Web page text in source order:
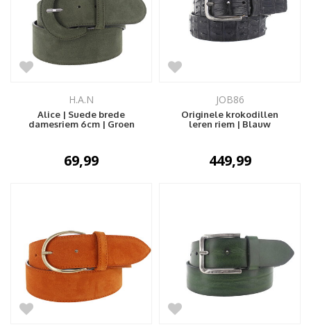
H.A.N
Alice | Suede brede
damesriem 6cm | Groen
69,99
JOB86
Originele krokodillen
leren riem | Blauw
449,99